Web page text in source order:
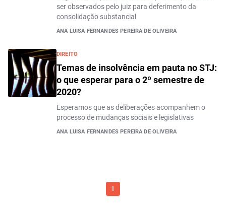
ser observados pelo juiz para deferimento da
consolidação substancial
ANA LUISA FERNANDES PEREIRA DE OLIVEIRA
DIREITO
Temas de insolvência em pauta no STJ:
o que esperar para o 2º semestre de
2020?
Esperamos que as deliberações acompanhem o
processo de mudanças sociais e legislativas
ANA LUISA FERNANDES PEREIRA DE OLIVEIRA
1